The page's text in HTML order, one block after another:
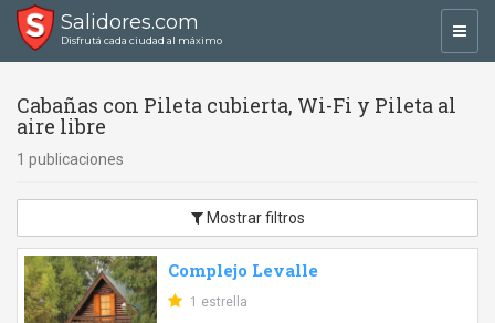
Salidores.com
Disfrutá cada ciudad al máximo
Cabañas con Pileta cubierta, Wi-Fi y Pileta al
aire libre
1 publicaciones
Mostrar filtros
Complejo Levalle
1 estrella